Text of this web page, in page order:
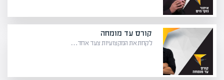
קורס עד מומחה
לקחת את המקצועיות צעד אחד…